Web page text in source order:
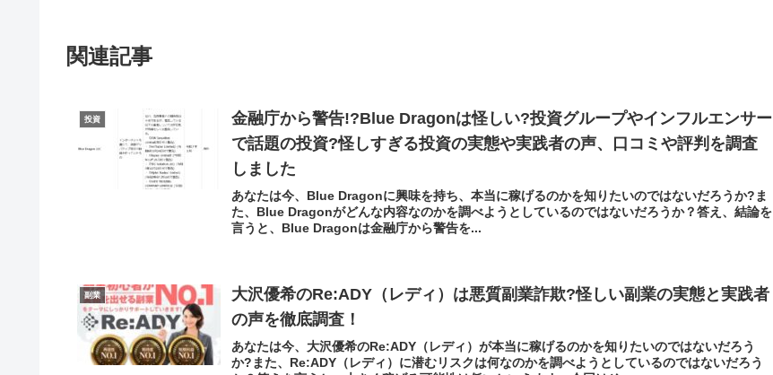
関連記事
投資
金融庁から警告!?Blue Dragonは怪しい?投資グループやインフルエンサー
で話題の投資?怪しすぎる投資の実態や実践者の声、口コミや評判を調査
しました
あなたは今、Blue Dragonに興味を持ち、本当に稼げるのかを知りたいのではないだろうか?ま
た、Blue Dragonがどんな内容なのかを調べようとしているのではないだろうか？答え、結論を
言うと、Blue Dragonは金融庁から警告を...
副業
大沢優希のRe:ADY（レディ）は悪質副業詐欺?怪しい副業の実態と実践者
の声を徹底調査！
あなたは今、大沢優希のRe:ADY（レディ）が本当に稼げるのかを知りたいのではないだろう
か?また、Re:ADY（レディ）に潜むリスクは何なのかを調べようとしているのではないだろう